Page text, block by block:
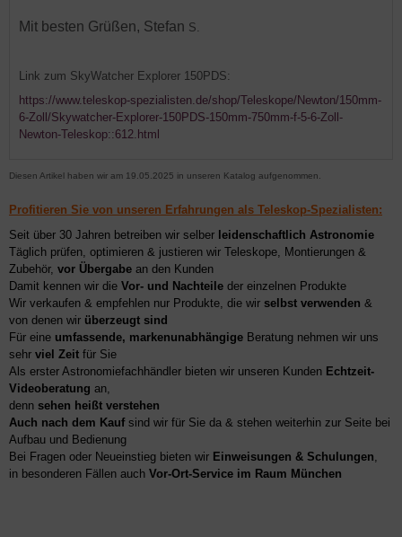
Mit besten Grüßen, Stefan S.
Link zum SkyWatcher Explorer 150PDS:
https://www.teleskop-spezialisten.de/shop/Teleskope/Newton/150mm-
6-Zoll/Skywatcher-Explorer-150PDS-150mm-750mm-f-5-6-Zoll-
Newton-Teleskop::612.html
Diesen Artikel haben wir am 19.05.2025 in unseren Katalog aufgenommen.
Profitieren Sie von unseren Erfahrungen als Teleskop-Spezialisten:
Seit über 30 Jahren betreiben wir selber leidenschaftlich Astronomie
Täglich prüfen, optimieren & justieren wir Teleskope, Montierungen &
Zubehör, vor Übergabe an den Kunden
Damit kennen wir die Vor- und Nachteile der einzelnen Produkte
Wir verkaufen & empfehlen nur Produkte, die wir selbst verwenden &
von denen wir überzeugt sind
Für eine umfassende, markenunabhängige Beratung nehmen wir uns
sehr viel Zeit für Sie
Als erster Astronomiefachhändler bieten wir unseren Kunden Echtzeit-
Videoberatung an,
denn sehen heißt verstehen
Auch nach dem Kaufsind wir für Sie da & stehen weiterhin zur Seite bei
Aufbau und Bedienung
Bei Fragen oder Neueinstieg bieten wir Einweisungen & Schulungen,
in besonderen Fällen auch Vor-Ort-Service im Raum München